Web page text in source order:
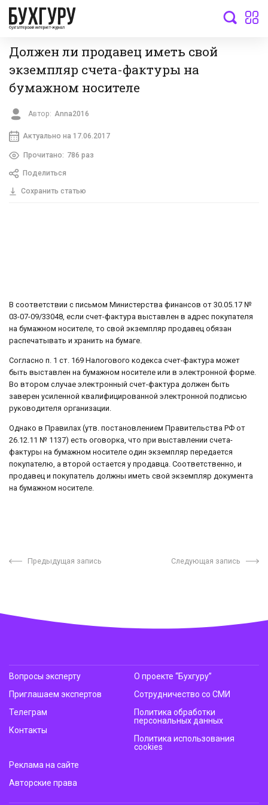
бухгалтерский интернет-журнал
Должен ли продавец иметь свой
экземпляр счета-фактуры на
бумажном носителе
Автор: Anna2016
Актуально на 17.06.2017
Прочитано: 786 раз
Поделиться
Сохранить статью
В соответствии с письмом Министерства финансов от 30.05.17 №
03-07-09/33048, если счет-фактура выставлен в адрес покупателя
на бумажном носителе, то свой экземпляр продавец обязан
распечатывать и хранить на бумаге.
Согласно п. 1 ст. 169 Налогового кодекса счет-фактура может
быть выставлен на бумажном носителе или в электронной форме.
Во втором случае электронный счет-фактура должен быть
заверен усиленной квалифицированной электронной подписью
руководителя организации.
Однако в Правилах (утв. постановлением Правительства РФ от
26.12.11 № 1137) есть оговорка, что при выставлении счета-
фактуры на бумажном носителе один экземпляр передается
покупателю, а второй остается у продавца. Соответственно, и
продавец и покупатель должны иметь свой экземпляр документа
на бумажном носителе.
Предыдущая запись Следующая запись
Вопросы эксперту
Приглашаем экспертов
Телеграм
Контакты
О проекте “Бухгуру”
Сотрудничество со СМИ
Политика обработки
персональных данных
Политика использования
cookies
Реклама на сайте
Авторские права